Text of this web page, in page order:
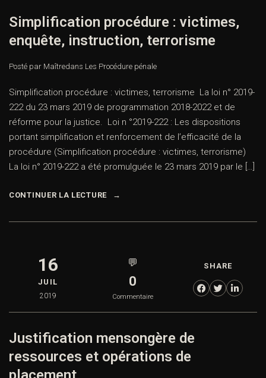
Simplification procédure : victimes,
enquête, instruction, terrorisme
Posté par Maîtredans Les Procédure pénale
Simplification procédure : victimes, terrorisme La loi n° 2019-
222 du 23 mars 2019 de programmation 2018-2022 et de
réforme pour la justice. Loi n °2019-222 : Les dispositions
portant simplification et renforcement de l’efficacité de la
procédure (Simplification procédure : victimes, terrorisme)
La loi n° 2019-222 a été promulguée le 23 mars 2019 par le […]
CONTINUER LA LECTURE
16
JUIL
2019
💬
0
Commentaire
SHARE
Justification mensongère de
ressources et opérations de